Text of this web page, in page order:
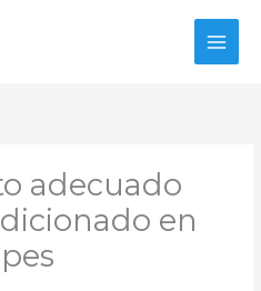
adecuado
en